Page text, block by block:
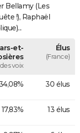
Bellamy (Les
!), Raphaël
et-
voix
Élus
(France)
30 élus
17,83% 13 élus